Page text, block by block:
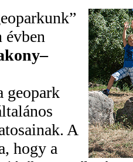
évben
geopark
A
hogy a